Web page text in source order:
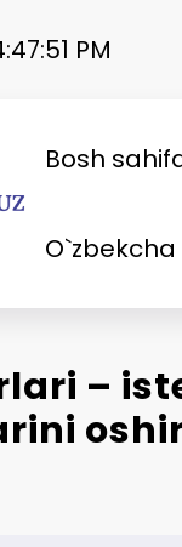
PM
Bosh
O`zbekcha
–